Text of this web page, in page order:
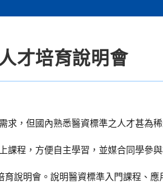
才培育說明會
，但國內熟悉醫資標準之人才甚為
程，方便自主學習，並媒合同學參
說明會。說明醫資標準入門課程、應